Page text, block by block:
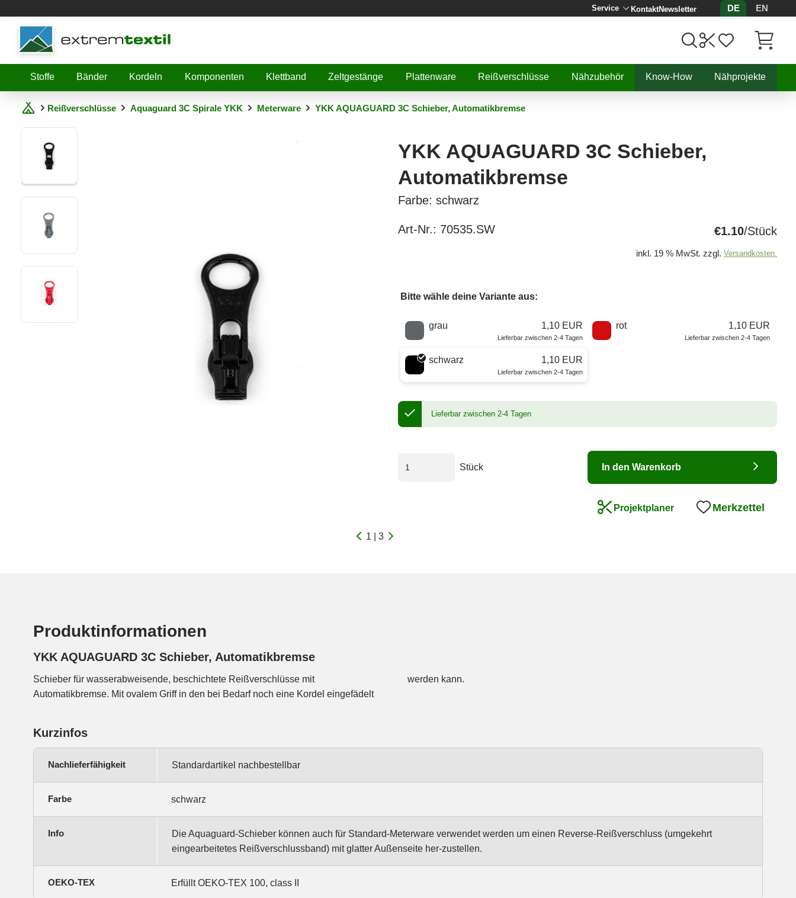
Service KontaktNewsletter DE
EN
Shopware
Stoffe
Bänder Kordeln Komponenten Klettband Zeltgestänge Plattenware Reißverschlüsse Nähzubehör Know-How Nähprojekte
Reißverschlüsse Aquaguard 3C Spirale YKK Meterware YKK AQUAGUARD 3C Schieber, Automatikbremse
1 | 3
YKK AQUAGUARD 3C Schieber,
Automatikbremse
Farbe: schwarz
Art-Nr.: 70535.SW €1.10/Stück
inkl. 19 % MwSt. zzgl. Versandkosten.
Bitte wähle deine Variante aus:
Wähle eine Farbe
grau 1,10 EUR
Lieferbar zwischen 2-4 Tagen
rot 1,10 EUR
Lieferbar zwischen 2-4 Tagen
schwarz 1,10 EUR
Lieferbar zwischen 2-4 Tagen
Lieferbar zwischen 2-4 Tagen
Stück In den Warenkorb
Projektplaner Merkzettel
Produktinformationen
YKK AQUAGUARD 3C Schieber, Automatikbremse
Schieber für wasserabweisende, beschichtete Reißverschlüsse mit
Automatikbremse. Mit ovalem Griff in den bei Bedarf noch eine Kordel eingefädelt
werden kann.
Kurzinfos
Nachlieferfähigkeit Standardartikel nachbestellbar
Farbe schwarz
Info
Die Aquaguard-Schieber können auch für Standard-Meterware verwendet werden um einen Reverse-Reißverschluss (umgekehrt
eingearbeitetes Reißverschlussband) mit glatter Außenseite her-zustellen.
OEKO-TEX Erfüllt OEKO-TEX 100, class II